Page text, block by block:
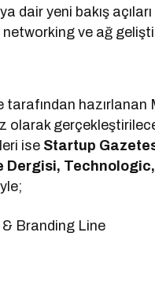
dair yeni bakış
ve ağ
olarak
ise Startup
Dergisi,
Branding Line